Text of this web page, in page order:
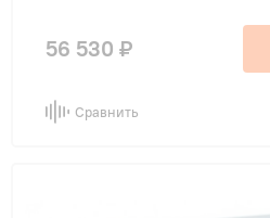
56 530 ₽
Сравнить